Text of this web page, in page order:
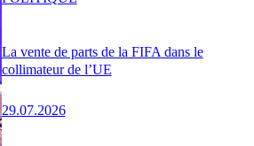
La vente de parts de la FIFA dans le
collimateur de l’UE
29.07.2026